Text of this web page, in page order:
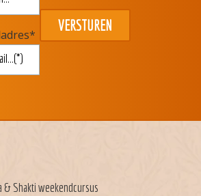
*
& Shakti weekendcursus